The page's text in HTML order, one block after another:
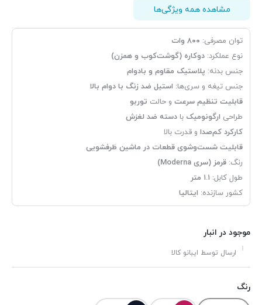
مشاهده همه ویژگی‌ها
توان مصرفی: ۸۰۰ وات
نوع عملکرد: دوکاره (گوشت‌کوب و همزن)
جنس بدنه: پلاستیک مقاوم و بادوام
جنس تیغه و سری‌ها: استیل ضد زنگ با دوام بالا
قابلیت تنظیم سرعت و حالت توربو
طراحی ارگونومیک با دسته ضد لغزش
کارکرد کم‌صدا و قدرت بالا
قابلیت شست‌وشوی قطعات در ماشین ظرفشویی
رنگ: قرمز (سری Moderna)
طول کابل: ۱.۱ متر
کشور سازنده: ایتالیا
موجود در انبار
ارسال توسط ایبانو کالا
رنگ